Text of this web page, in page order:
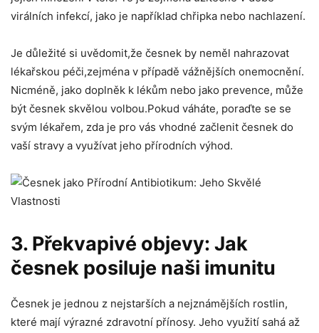
virálních infekcí, jako je například chřipka nebo nachlazení.
Je důležité si uvědomit,že⁣ česnek by neměl nahrazovat
‌lékařskou péči,zejména v ‍případě vážnějších​ onemocnění.
⁣Nicméně, jako ‍doplněk ⁢k lékům nebo‍ jako prevence, ⁢může
být česnek ⁤skvělou volbou.Pokud váháte,⁢ poraďte​ se se
svým lékařem, zda⁣ je pro vás vhodné začlenit ⁣česnek do
vaší ⁣stravy a využívat jeho přírodních výhod.
3. Překvapivé objevy: Jak
česnek posiluje naši imunitu
Česnek je ‌jednou z⁢ nejstarších​ a ⁢nejznámějších ⁤rostlin,
které ⁣mají ⁢výrazné zdravotní ‍přínosy. Jeho⁢ využití‌ sahá⁣ až